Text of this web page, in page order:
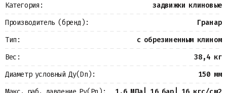
Категория:
задвижки клиновые
Производитель (бренд):
Гранар
Тип:
с обрезиненным клином
Вес:
38,4 кг
Диаметр условный Ду(Dn):
150 мм